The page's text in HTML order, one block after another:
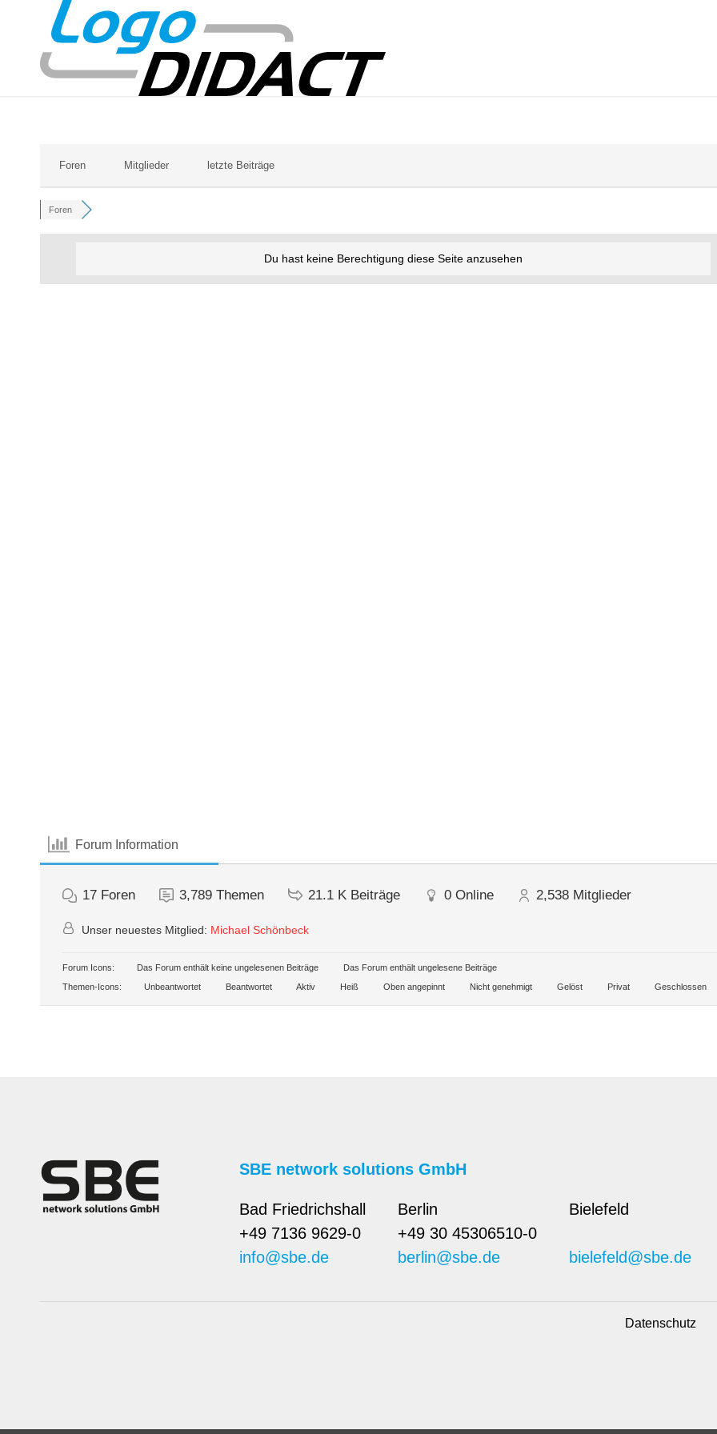
Foren Mitglieder letzte Beiträge
Foren
Du hast keine Berechtigung diese Seite anzusehen
Forum Information
17 Foren 3,789 Themen 21.1 K Beiträge 0 Online 2,538 Mitglieder
Unser neuestes Mitglied: Michael Schönbeck
Forum Icons: Das Forum enthält keine ungelesenen Beiträge
Das Forum enthält ungelesene Beiträge
Themen-Icons:
Unbeantwortet Beantwortet Aktiv Heiß Oben angepinnt Nicht genehmigt Gelöst Privat Geschlossen
SBE network solutions GmbH
Bad Friedrichshall
+49 7136 9629-0
info@sbe.de
Berlin
+49 30 45306510-0
berlin@sbe.de
Bielefeld
bielefeld@sbe.de
Datenschutz